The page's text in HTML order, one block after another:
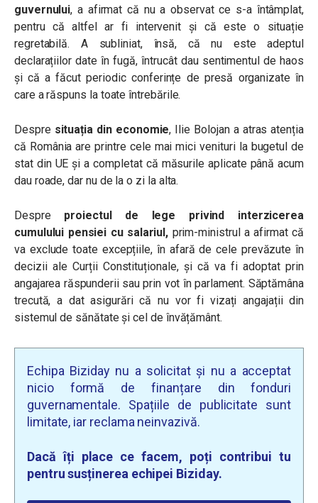
guvernului, a afirmat că nu a observat ce s-a întâmplat,
pentru că altfel ar fi intervenit și că este o situație
regretabilă. A subliniat, însă, că nu este adeptul
declarațiilor date în fugă, întrucât dau sentimentul de haos
și că a făcut periodic conferințe de presă organizate în
care a răspuns la toate întrebările.
Despre situația din economie, Ilie Bolojan a atras atenția
că România are printre cele mai mici venituri la bugetul de
stat din UE și a completat că măsurile aplicate până acum
dau roade, dar nu de la o zi la alta.
Despre proiectul de lege privind interzicerea
cumulului pensiei cu salariul, prim-ministrul a afirmat că
va exclude toate excepțiile, în afară de cele prevăzute în
decizii ale Curții Constituționale, și că va fi adoptat prin
angajarea răspunderii sau prin vot în parlament. Săptămâna
trecută, a dat asigurări că nu vor fi vizați angajații din
sistemul de sănătate și cel de învățământ.
Echipa Biziday nu a solicitat și nu a acceptat
nicio formă de finanțare din fonduri
guvernamentale. Spațiile de publicitate sunt
limitate, iar reclama neinvazivă.
Dacă îți place ce facem, poți contribui tu
pentru susținerea echipei Biziday.